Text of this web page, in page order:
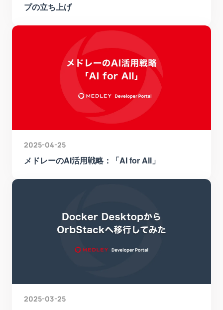
プの立ち上げ
2025-04-25
メドレーのAI活用戦略：「AI for All」
2025-03-25